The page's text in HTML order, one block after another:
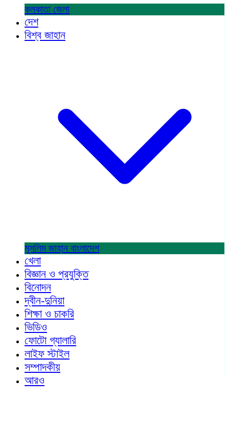
কলকাতা জেলা
দেশ
বিশ্ব জাহান
মুসলিম জাহান বাংলাদেশ
খেলা
বিজ্ঞান ও প্রযুক্তি
বিনোদন
দ্বীন-দুনিয়া
শিক্ষা ও চাকরি
ভিডিও
ফোটো গ্যালারি
লাইফ স্টাইল
সম্পাদকীয়
আরও